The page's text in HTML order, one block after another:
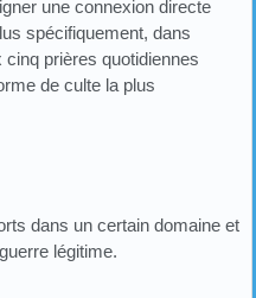
une connexion directe
spécifiquement, dans
prières quotidiennes
de culte la plus
dans un certain domaine et
légitime.